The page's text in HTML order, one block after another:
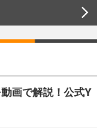
画で解説！公式Y